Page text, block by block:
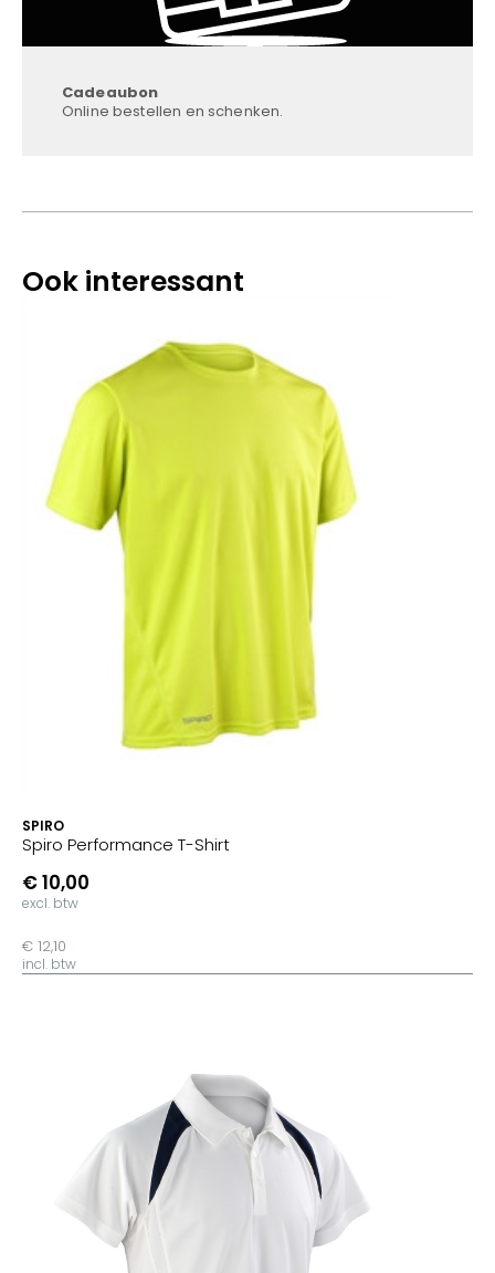
Cadeaubon
Online bestellen en schenken.
Ook interessant
SPIRO
Spiro Performance T-Shirt
€ 10,00
excl. btw
€ 12,10
incl. btw